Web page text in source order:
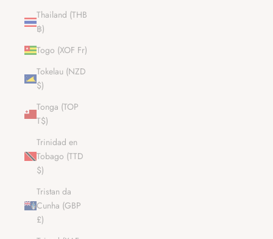
Thailand (THB
฿)
Togo (XOF Fr)
Tokelau (NZD
$)
Tonga (TOP
T$)
Trinidad en
Tobago (TTD
$)
Tristan da
Cunha (GBP
£)